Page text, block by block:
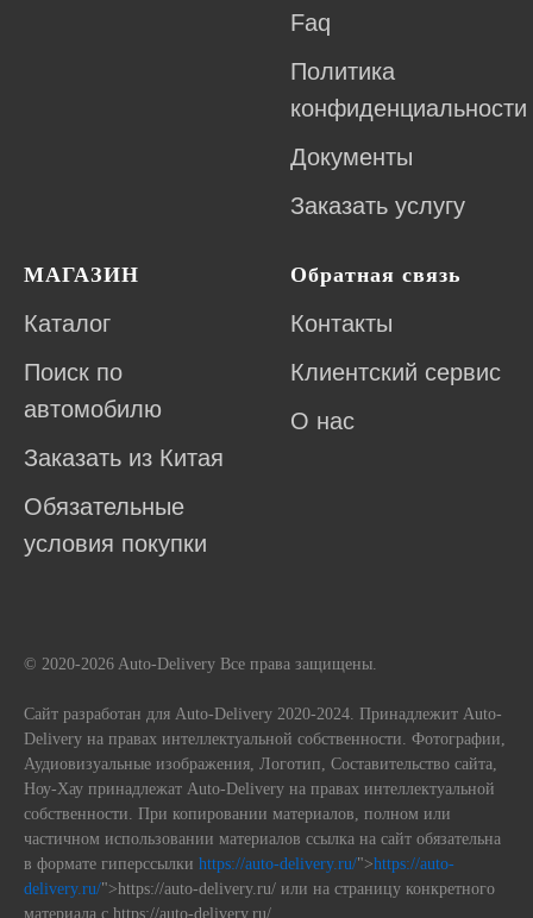
Faq
Политика
конфиденциальности
Документы
Заказать услугу
МАГАЗИН
Каталог
Поиск по
автомобилю
Заказать из Китая
Обязательные
условия покупки
Обратная связь
Контакты
Клиентский сервис
О нас
© 2020-2026 Auto-Delivery Все права защищены.
Сайт разработан для Auto-Delivery 2020-2024. Принадлежит Auto-
Delivery на правах интеллектуальной собственности. Фотографии,
Аудиовизуальные изображения, Логотип, Составительство сайта,
Ноу-Хау принадлежат Auto-Delivery на правах интеллектуальной
собственности. При копировании материалов, полном или
частичном использовании материалов ссылка на сайт обязательна
в формате гиперссылки https://auto-delivery.ru/">https://auto-
delivery.ru/">https://auto-delivery.ru/ или на страницу конкретного
материала с https://auto-delivery.ru/